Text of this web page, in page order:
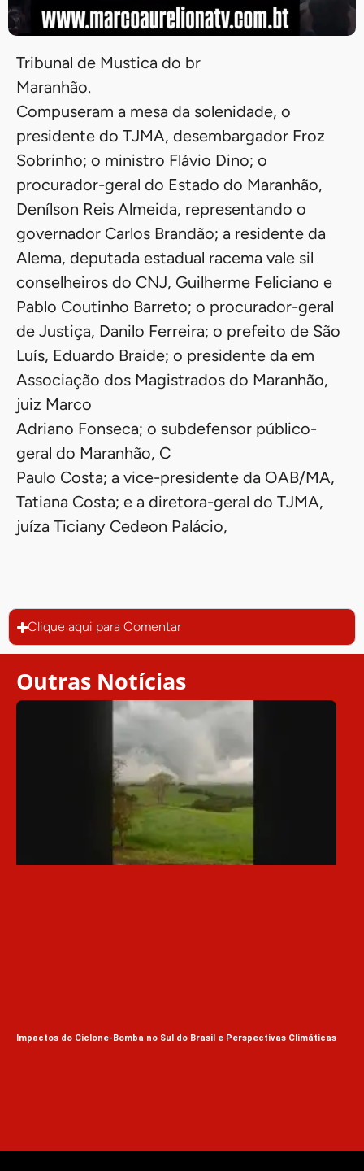
Tribunal de Mustica do br
Maranhão.
Compuseram a mesa da solenidade, o
presidente do TJMA, desembargador Froz
Sobrinho; o ministro Flávio Dino; o
procurador-geral do Estado do Maranhão,
Denílson Reis Almeida, representando o
governador Carlos Brandão; a residente da
Alema, deputada estadual racema vale sil
conselheiros do CNJ, Guilherme Feliciano e
Pablo Coutinho Barreto; o procurador-geral
de Justiça, Danilo Ferreira; o prefeito de São
Luís, Eduardo Braide; o presidente da em
Associação dos Magistrados do Maranhão,
juiz Marco
Adriano Fonseca; o subdefensor público-
geral do Maranhão, C
Paulo Costa; a vice-presidente da OAB/MA,
Tatiana Costa; e a diretora-geral do TJMA,
juíza Ticiany Cedeon Palácio,
Clique aqui para Comentar
Outras Notícias
Impactos do Ciclone-Bomba no Sul do Brasil e Perspectivas Climáticas